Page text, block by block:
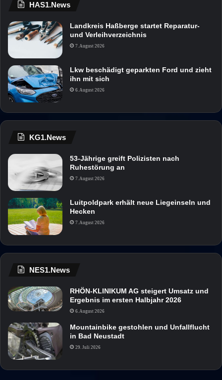
HAS1.News
Landkreis Haßberge startet Reparatur-
und Verleihverzeichnis
7. August 2026
Lkw beschädigt geparkten Ford und zieht
ihn mit sich
6. August 2026
KG1.News
53-Jährige greift Polizisten nach
Ruhestörung an
7. August 2026
Luitpoldpark erhält neue Liegeinseln und
Hecken
7. August 2026
NES1.News
RHÖN-KLINIKUM AG steigert Umsatz und
Ergebnis im ersten Halbjahr 2026
6. August 2026
Mountainbike gestohlen und Unfallflucht
in Bad Neustadt
29. Juli 2026